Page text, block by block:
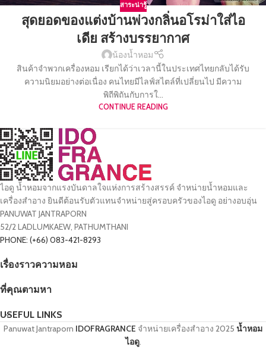
สาระน่ารู้
สุดยอดของแต่งบ้านพ่วงกลิ่นอโรม่าใส่ไอ
เดีย สร้างบรรยากาศ
น้องน้ำหอม
สินค้าจำพวกเครื่องหอม เรียกได้ว่าเวลานี้ในประเทศไทยกลับได้รับ
ความนิยมอย่างต่อเนื่อง คนไทยมีไลฟ์สไตล์ที่เปลี่ยนไป มีความ
พิถีพิถันกับการใ...
CONTINUE READING
ไอดู น้ำหอมจากแรงบันดาลใจแห่งการสร้างสรรค์ จำหน่ายน้ำหอมและ
เครื่องสำอาง ยินดีต้อนรับตัวแทนจำหน่ายสู่ครอบครัวของไอดู อย่างอบอุ่น
PANUWAT JANTRAPORN
52/2 LADLUMKAEW, PATHUMTHANI
PHONE: (+66) 083-421-8293
เรื่องราวความหอม
ที่คุณตามหา
USEFUL LINKS
Panuwat Jantraporn IDOFRAGRANCE จำหน่ายเครื่องสำอาง 2025 น้ำหอม
ไอดู.